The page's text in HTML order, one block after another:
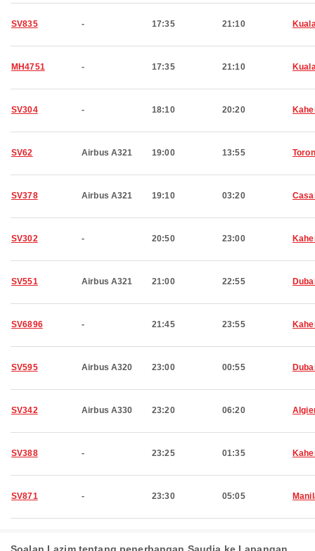
SV835 - 17:35 21:10
MH4751 - 17:35 21:10
SV304 - 18:10 20:20
SV62 Airbus A321 19:00 13:55
SV378 Airbus A321 19:10 03:20
SV302 - 20:50 23:00
SV551 Airbus A321 21:00 22:55
SV6896 - 21:45 23:55
SV595 Airbus A320 23:00 00:55
SV342 Airbus A330 23:20 06:20
SV388 - 23:25 01:35
SV871 - 23:30 05:05